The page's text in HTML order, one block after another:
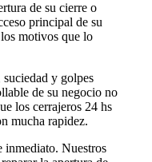
de su cierre o
principal de su
motivos que lo
y golpes
de su negocio no
los cerrajeros 24 hs
mucha rapidez.
inmediato. Nuestros